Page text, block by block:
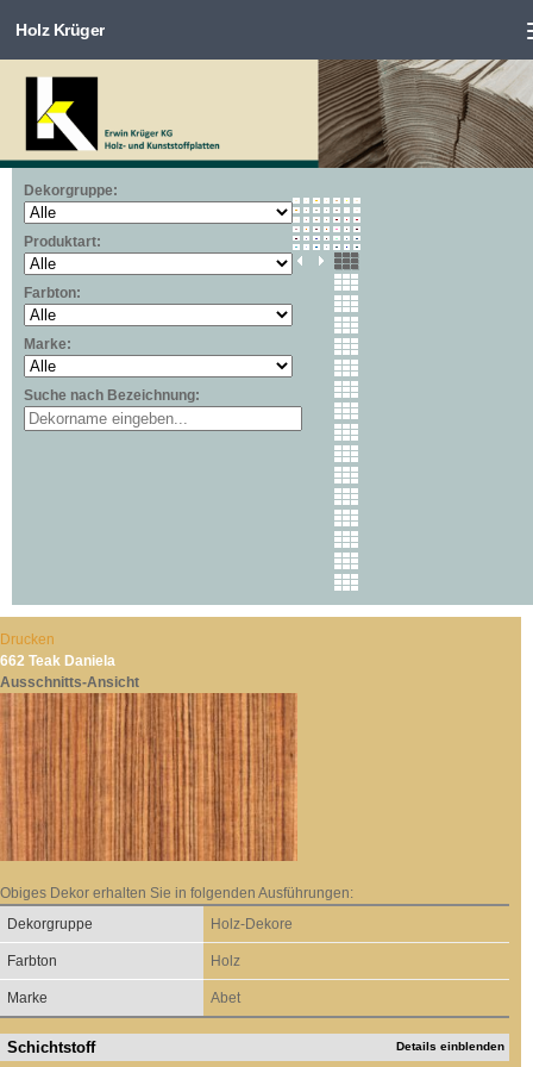
Zum Inhalt springen
Holz Krüger
Dekorgruppe:
Produktart:
Farbton:
Marke:
Suche nach Bezeichnung:
Drucken
662 Teak Daniela
Ausschnitts-Ansicht
Obiges Dekor erhalten Sie in folgenden Ausführungen:
Dekorgruppe
Holz-Dekore
Farbton Holz
Marke Abet
Schichtstoff Details einblenden